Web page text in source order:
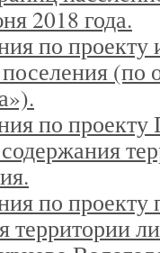
2018 года.
по проекту
поселения
по проекту
по проекту
территории